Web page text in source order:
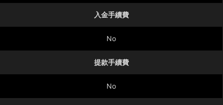
入金手續費
No
提款手續費
No